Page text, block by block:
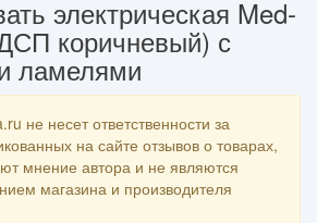
электрическая Med-
коричневый) с
ламелями
не несет ответственности за
на сайте отзывов о товарах,
мнение автора и не являются
магазина и производителя